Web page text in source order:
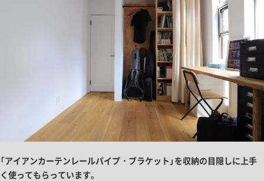
「アイアンカーテンレールパイプ・ブラケット」を収納の目隠しに上手
く使ってもらっています。